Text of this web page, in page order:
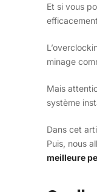
Et si vous
minage
Mais
système
Dans cet
Puis, nous
meilleure